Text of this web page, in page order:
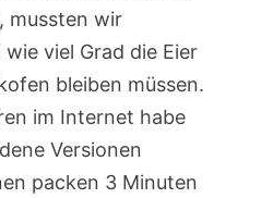
mussten wir
viel Grad die Eier
bleiben müssen.
im Internet habe
Versionen
packen 3 Minuten